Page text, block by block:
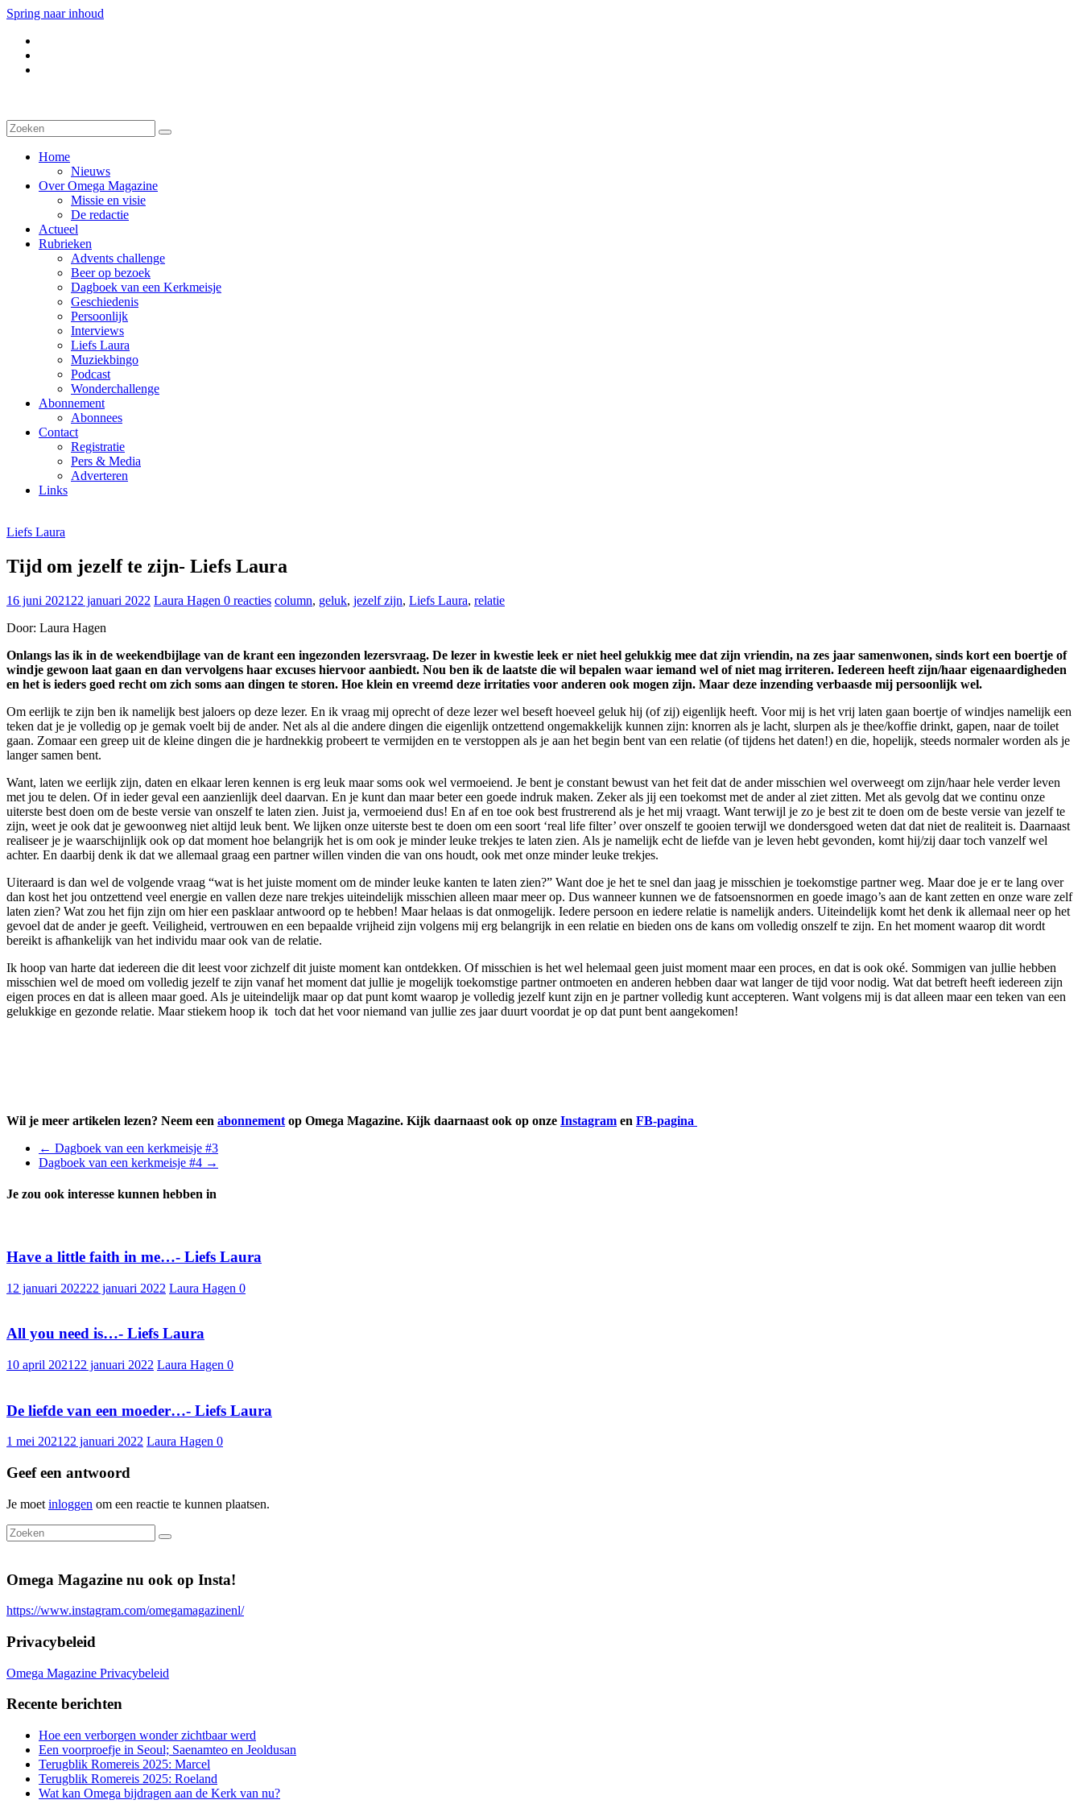
Spring naar inhoud
Home
Nieuws
Over Omega Magazine
Missie en visie
De redactie
Actueel
Rubrieken
Advents challenge
Beer op bezoek
Dagboek van een Kerkmeisje
Geschiedenis
Persoonlijk
Interviews
Liefs Laura
Muziekbingo
Podcast
Wonderchallenge
Abonnement
Abonnees
Contact
Registratie
Pers & Media
Adverteren
Links
Liefs Laura
Tijd om jezelf te zijn- Liefs Laura
16 juni 2021 22 januari 2022 Laura Hagen 0 reacties column, geluk, jezelf zijn, Liefs Laura, relatie
Door: Laura Hagen
Onlangs las ik in de weekendbijlage van de krant een ingezonden lezersvraag. De lezer in kwestie leek er niet heel gelukkig mee dat zijn vriendin, na zes jaar samenwonen, sinds kort een boertje of
windje gewoon laat gaan en dan vervolgens haar excuses hiervoor aanbiedt. Nou ben ik de laatste die wil bepalen waar iemand wel of niet mag irriteren. Iedereen heeft zijn/haar eigenaardigheden
en het is ieders goed recht om zich soms aan dingen te storen. Hoe klein en vreemd deze irritaties voor anderen ook mogen zijn. Maar deze inzending verbaasde mij persoonlijk wel.
Om eerlijk te zijn ben ik namelijk best jaloers op deze lezer. En ik vraag mij oprecht of deze lezer wel beseft hoeveel geluk hij (of zij) eigenlijk heeft. Voor mij is het vrij laten gaan boertje of windjes namelijk een
teken dat je je volledig op je gemak voelt bij de ander. Net als al die andere dingen die eigenlijk ontzettend ongemakkelijk kunnen zijn: knorren als je lacht, slurpen als je thee/koffie drinkt, gapen, naar de toilet
gaan. Zomaar een greep uit de kleine dingen die je hardnekkig probeert te vermijden en te verstoppen als je aan het begin bent van een relatie (of tijdens het daten!) en die, hopelijk, steeds normaler worden als je
langer samen bent.
Want, laten we eerlijk zijn, daten en elkaar leren kennen is erg leuk maar soms ook wel vermoeiend. Je bent je constant bewust van het feit dat de ander misschien wel overweegt om zijn/haar hele verder leven
met jou te delen. Of in ieder geval een aanzienlijk deel daarvan. En je kunt dan maar beter een goede indruk maken. Zeker als jij een toekomst met de ander al ziet zitten. Met als gevolg dat we continu onze
uiterste best doen om de beste versie van onszelf te laten zien. Juist ja, vermoeiend dus! En af en toe ook best frustrerend als je het mij vraagt. Want terwijl je zo je best zit te doen om de beste versie van jezelf te
zijn, weet je ook dat je gewoonweg niet altijd leuk bent. We lijken onze uiterste best te doen om een soort ‘real life filter’ over onszelf te gooien terwijl we dondersgoed weten dat dat niet de realiteit is. Daarnaast
realiseer je je waarschijnlijk ook op dat moment hoe belangrijk het is om ook je minder leuke trekjes te laten zien. Als je namelijk echt de liefde van je leven hebt gevonden, komt hij/zij daar toch vanzelf wel
achter. En daarbij denk ik dat we allemaal graag een partner willen vinden die van ons houdt, ook met onze minder leuke trekjes.
Uiteraard is dan wel de volgende vraag “wat is het juiste moment om de minder leuke kanten te laten zien?” Want doe je het te snel dan jaag je misschien je toekomstige partner weg. Maar doe je er te lang over
dan kost het jou ontzettend veel energie en vallen deze nare trekjes uiteindelijk misschien alleen maar meer op. Dus wanneer kunnen we de fatsoensnormen en goede imago’s aan de kant zetten en onze ware zelf
laten zien? Wat zou het fijn zijn om hier een pasklaar antwoord op te hebben! Maar helaas is dat onmogelijk. Iedere persoon en iedere relatie is namelijk anders. Uiteindelijk komt het denk ik allemaal neer op het
gevoel dat de ander je geeft. Veiligheid, vertrouwen en een bepaalde vrijheid zijn volgens mij erg belangrijk in een relatie en bieden ons de kans om volledig onszelf te zijn. En het moment waarop dit wordt
bereikt is afhankelijk van het individu maar ook van de relatie.
Ik hoop van harte dat iedereen die dit leest voor zichzelf dit juiste moment kan ontdekken. Of misschien is het wel helemaal geen juist moment maar een proces, en dat is ook oké. Sommigen van jullie hebben
misschien wel de moed om volledig jezelf te zijn vanaf het moment dat jullie je mogelijk toekomstige partner ontmoeten en anderen hebben daar wat langer de tijd voor nodig. Wat dat betreft heeft iedereen zijn
eigen proces en dat is alleen maar goed. Als je uiteindelijk maar op dat punt komt waarop je volledig jezelf kunt zijn en je partner volledig kunt accepteren. Want volgens mij is dat alleen maar een teken van een
gelukkige en gezonde relatie. Maar stiekem hoop ik toch dat het voor niemand van jullie zes jaar duurt voordat je op dat punt bent aangekomen!
Wil je meer artikelen lezen? Neem een abonnement op Omega Magazine. Kijk daarnaast ook op onze Instagram en FB-pagina
← Dagboek van een kerkmeisje #3
Dagboek van een kerkmeisje #4 →
Je zou ook interesse kunnen hebben in
Have a little faith in me…- Liefs Laura
12 januari 202222 januari 2022 Laura Hagen 0
All you need is…- Liefs Laura
10 april 2021 22 januari 2022 Laura Hagen 0
De liefde van een moeder…- Liefs Laura
1 mei 2021 22 januari 2022 Laura Hagen 0
Geef een antwoord
Je moet inloggen om een reactie te kunnen plaatsen.
Omega Magazine nu ook op Insta!
https://www.instagram.com/omegamagazinenl/
Privacybeleid
Omega Magazine Privacybeleid
Recente berichten
Hoe een verborgen wonder zichtbaar werd
Een voorproefje in Seoul; Saenamteo en Jeoldusan
Terugblik Romereis 2025: Marcel
Terugblik Romereis 2025: Roeland
Wat kan Omega bijdragen aan de Kerk van nu?